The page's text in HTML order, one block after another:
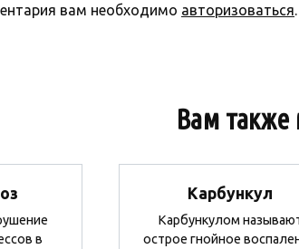
вам необходимо авторизоваться
Вам также
в
Карбункул
Карбункулом
острое гнойное